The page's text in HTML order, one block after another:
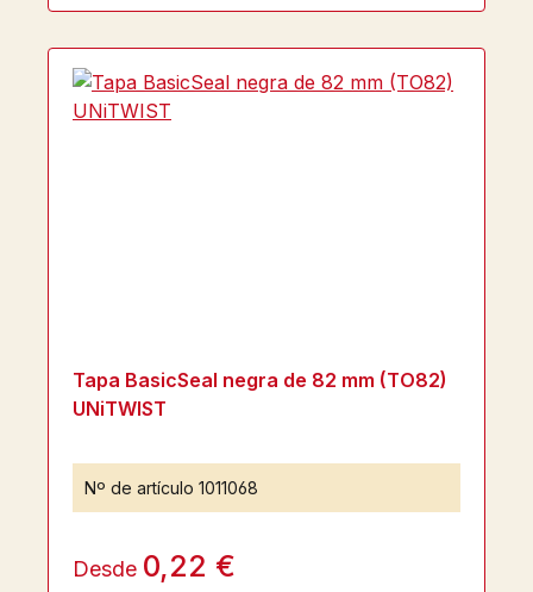
Tapa BasicSeal negra de 82 mm (TO82)
UNiTWIST
Nº de artículo 1011068
Desde 0,22 €